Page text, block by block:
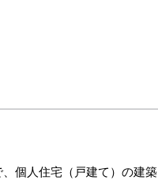
個人住宅（戸建て）の建築